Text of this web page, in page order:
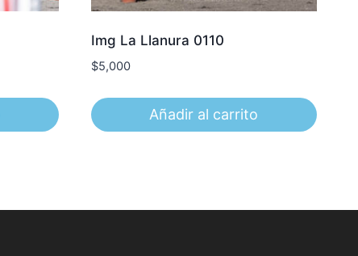
Img La Llanura 0110
$5,000
Añadir al carrito